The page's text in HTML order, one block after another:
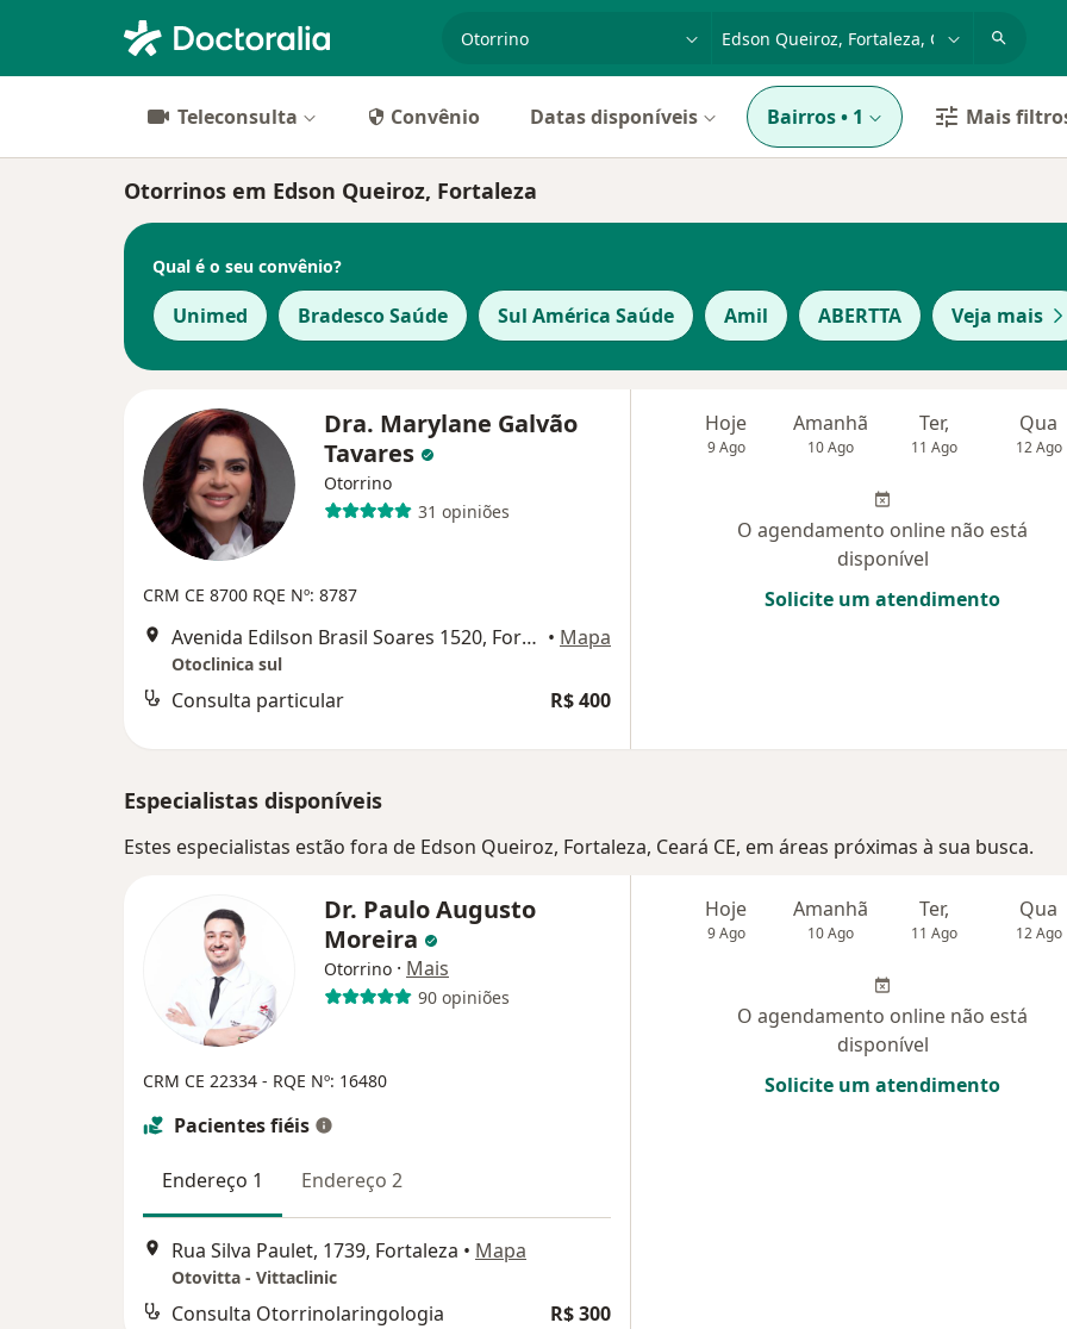
Teleconsulta Convênio Datas disponíveis Bairros• 1 Mais
Otorrinos em Edson Queiroz, Fortaleza
Qual é o seu convênio?
Unimed Bradesco Saúde Sul América Saúde Amil ABERTTA Veja mais
Dra. Marylane Galvão
Tavares
Otorrino
31 opiniões
CRM CE 8700 RQE Nº: 8787
Avenida Edilson Brasil Soares 1520, Fortaleza • Mapa
Otoclinica sul
Consulta particular R$ 400
Hoje
9 Ago
Amanhã
10 Ago
Ter,
11 Ago
Qua
12 Ago
O agendamento online não está
disponível
Solicite um atendimento
Especialistas disponíveis
Estes especialistas estão fora de Edson Queiroz, Fortaleza, Ceará CE, em áreas próximas à sua busca.
Dr. Paulo Augusto
Moreira
Otorrino · Mais
90 opiniões
CRM CE 22334 - RQE Nº: 16480
Pacientes fiéis
Endereço 1 Endereço 2
Rua Silva Paulet, 1739, Fortaleza • Mapa
Otovitta - Vittaclinic
Consulta Otorrinolaringologia R$ 300
Hoje
9 Ago
Amanhã
10 Ago
Ter,
11 Ago
Qua
12 Ago
O agendamento online não está
disponível
Solicite um atendimento